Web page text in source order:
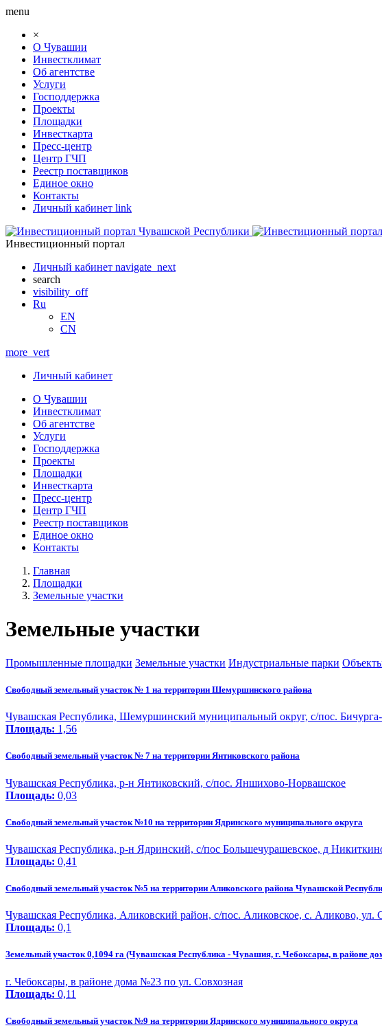
menu
×
О Чувашии
Инвестклимат
Об агентстве
Услуги
Господдержка
Проекты
Площадки
Инвесткарта
Пресс-центр
Центр ГЧП
Реестр поставщиков
Единое окно
Контакты
Личный кабинет link
Инвестиционный портал
Личный кабинет navigate_next
search
visibility_off
Ru
EN
CN
more_vert
Личный кабинет
О Чувашии
Инвестклимат
Об агентстве
Услуги
Господдержка
Проекты
Площадки
Инвесткарта
Пресс-центр
Центр ГЧП
Реестр поставщиков
Единое окно
Контакты
Главная
Площадки
Земельные участки
Земельные участки
Промышленные площадки Земельные участки Индустриальные парки
Свободный земельный участок № 1 на территории Шемуршинского района
Чувашская Республика, Шемуршинский муниципальный округ, с/пос.
Площадь: 1,56
Свободный земельный участок № 7 на территории Янтиковского района
Чувашская Республика, р-н Янтиковский, с/пос. Яншихово-Норвашское
Площадь: 0,03
Свободный земельный участок №10 на территории Ядринского муниципального округа
Чувашская Республика, р-н Ядринский, с/пос Большечурашевское, д
Площадь: 0,41
Свободный земельный участок №5 на территории Аликовского района Чувашской
Чувашская Республика, Аликовский район, с/пос. Аликовское, с. Аликово, ул.
Площадь: 0,1
Земельный участок 0,1094 га (Чувашская Республика - Чувашия, г. Чебоксары, в районе
г. Чебоксары, в районе дома №23 по ул. Совхозная
Площадь: 0,11
Свободный земельный участок №9 на территории Ядринского муниципального округа